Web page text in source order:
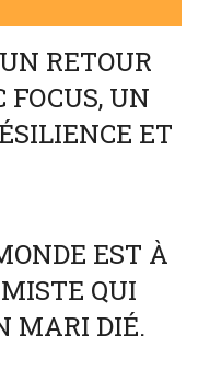
RETOUR
UN
ET
EST À
QUI
MARI DIÉ.